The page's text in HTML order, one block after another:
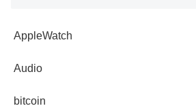
AppleWatch
Audio
bitcoin